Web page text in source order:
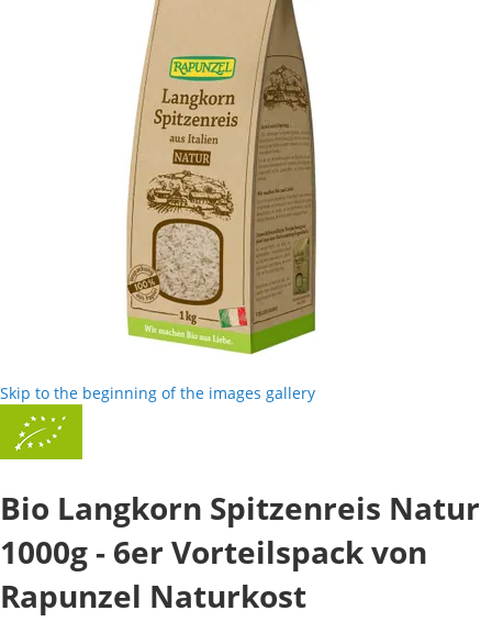
Skip to the beginning of the images gallery
Bio Langkorn Spitzenreis Natur
1000g - 6er Vorteilspack von
Rapunzel Naturkost